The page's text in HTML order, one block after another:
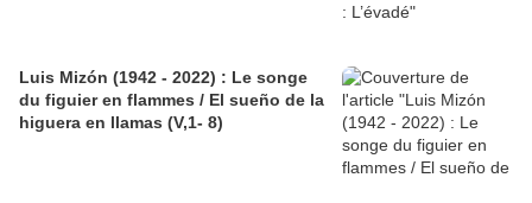
Luis Mizón (1942 - 2022) : Le songe
du figuier en flammes / El sueño de la
higuera en llamas (V,1- 8)